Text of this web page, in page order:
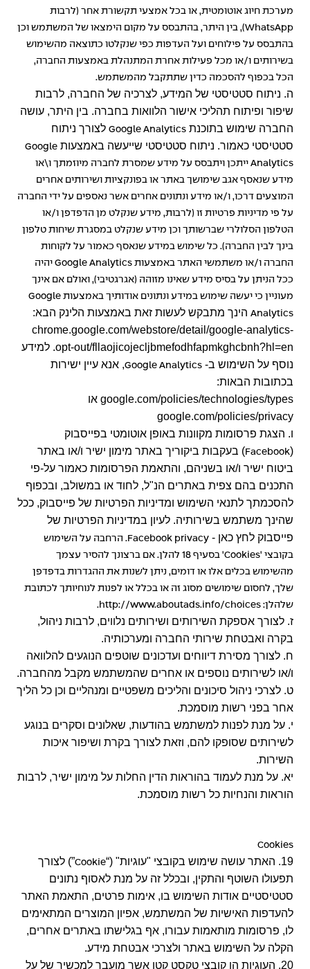
מערכת חיוג אוטומטית, או בכל אמצעי תקשורת אחר (לרבות
WhatsApp), בין היתר, בהתבסס על מקום הימצאו של המשתמש וכן
בהתבסס על פילוחים ועל העדפות כפי שנקלטו כתוצאה מהשימוש
בשירותים ו/או מכל פעילות אחרת המתנהלת באמצעות החברה,
הכל בכפוף להסכמה כדין שתתקבל מהמשתמש.
ה. ניתוח סטטיסטי של המידע, לצרכיה של החברה, לרבות
שיפור ופיתוח תהליכי אישור הלוואות בחברה. בין היתר, עושה
החברה שימוש בתוכנת Google Analytics לצורך ניתוח
סטטיסטי כאמור. ניתוח סטטיסטי שייעשה באמצעות Google
Analytics ייתכן ויתבסס על מידע שמסרת לחברה מיוזמתך ו\או
מידע שנאסף אגב שימושך באתר או בפונקציות ושירותים אחרים
המוצעים דרכו, ו/או מידע ונתונים אחרים אשר נאספים על ידי החברה
על פי מדיניות פרטיות זו (לרבות, מידע שנקלט מן הדפדפן ו/או
הטלפון הסלולרי שברשותך וכן מידע שנקלט במסגרת שיחות טלפון
בינך לבין החברה). כל שימוש במידע שנאסף כאמור על לקוחות
החברה ו/או משתמשי האתר באמצעות Google Analytics יהיה
ככל הניתן על בסיס מידע שאינו מזוהה (אגרגטיבי), ואולם אם אינך
מעוניין כי יעשה שימוש במידע ונתונים אודותיך באמצעות Google
Analytics הינך מתבקש לעשות זאת באמצעות הלינק הבא:
chrome.google.com/webstore/detail/google-analytics-
opt-out/fllaojicojecljbmefodhfapmkghcbnh?hl=en
. למידע
נוסף על השימוש ב- Google Analytics, אנא עיין ישירות
בכתובות הבאות:
google.com/policies/technologies/types או
google.com/policies/privacy
ו. הצגת פרסומות מקוונות באופן אוטומטי בפייסבוק
(
Facebook) בעקבות ביקוריך באתר מימון ישיר ו/או באתר
ביטוח ישיר ו/או בשניהם, והתאמת הפרסומות כאמור על-פי
התכנים בהם צפית באתרים הנ"ל, לחוד או במשולב, ובכפוף
להסכמתך לתנאי השימוש ומדיניות הפרטיות של פייסבוק, ככל
שהינך משתמש בשירותיה. לעיון במדיניות הפרטיות של
פייסבוק לחץ כאן - Facebook privacy. הרחבה על השימוש
בקובצי 'Cookies
' בסעיף 18 להלן. אם ברצונך להסיר עצמך
מהשימוש בכלים אלו או דומים, ניתן לשנות את ההגדרות בדפדפן
שלך, לחסום שימושים מסוג זה או בכלל או לפנות לנוחיותך לכתובת
שלהלן: http://www.aboutads.info/choices
.
ז. לצורך אספקת השירותים ושירותים נלווים, לרבות ניהול,
בקרה ואבטחת שירותי החברה ומערכותיה.
ח. לצורך מסירת דיווחים ועדכונים שוטפים הנוגעים להלוואה
ו/או לשירותים נוספים או אחרים שהמשתמש מקבל מהחברה.
ט. לצרכי ניהול סיכונים והליכים משפטיים ומנהליים וכן כל הליך
אחר בפני רשות מוסמכת.
י. על מנת לפנות למשתמש בהודעות, שאלונים וסקרים בנוגע
לשירותים שסופקו להם, וזאת לצורך בקרת ושיפור איכות
השירות.
יא. על מנת לעמוד בהוראות הדין החלות על מימון ישיר, לרבות
הוראות והנחיות כל רשות מוסמכת.
Cookies
19. האתר עושה שימוש בקובצי "עוגיות" (“ Cookie”) לצורך
תפעולו השוטף והתקין, ובכלל זה על מנת לאסוף נתונים
סטטיסטיים אודות השימוש בו, אימות פרטים, התאמת האתר
להעדפות האישיות של המשתמש, אפיון המוצרים המתאימים
לו, פרסומות מותאמות עבורו, אף בגלישתו באתרים אחרים,
הקלה על השימוש באתר ולצרכי אבטחת מידע.
20. העוגיות הן קובצי טקסט קטן אשר מועבר למכשיר של על